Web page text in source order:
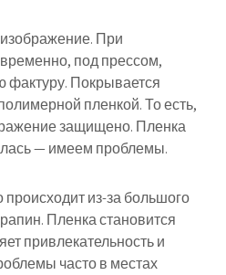
При
под прессом,
Покрывается
пленкой. То есть,
защищено. Пленка
— имеем проблемы.
происходит из-за большого
Пленка становится
привлекательность и
часто в местах